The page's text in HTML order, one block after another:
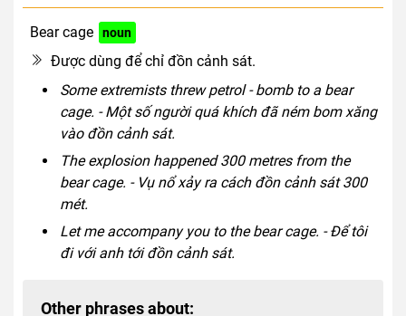
Bear cage noun
Được dùng để chỉ đồn cảnh sát.
Some extremists threw petrol - bomb to a bear
cage. - Một số người quá khích đã ném bom xăng
vào đồn cảnh sát.
The explosion happened 300 metres from the
bear cage. - Vụ nổ xảy ra cách đồn cảnh sát 300
mét.
Let me accompany you to the bear cage. - Để tôi
đi với anh tới đồn cảnh sát.
Other phrases about: